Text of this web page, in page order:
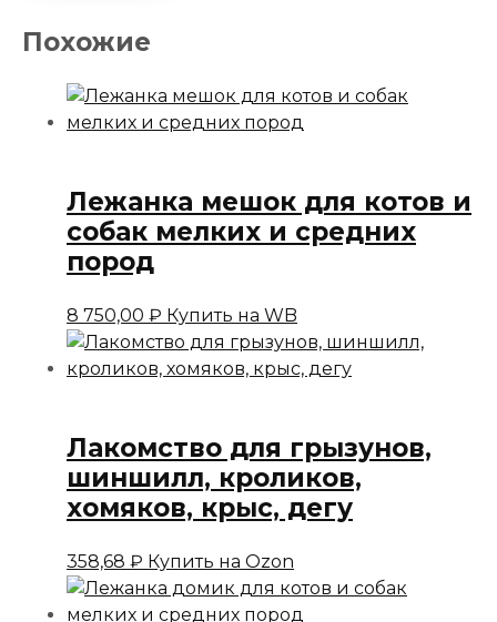
Похожие
Лежанка мешок для котов и
собак мелких и средних
пород
8 750,00 ₽ Купить на WB
Лакомство для грызунов,
шиншилл, кроликов,
хомяков, крыс, дегу
358,68 ₽ Купить на Ozon